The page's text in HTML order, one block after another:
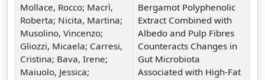
Mollace, Rocco; Macrì,
Roberta; Nicita, Martina;
Musolino, Vincenzo;
Gliozzi, Micaela; Carresi,
Cristina; Bava, Irene;
Maiuolo, Jessica;
Bergamot Polyphenolic
Extract Combined with
Albedo and Pulp Fibres
Counteracts Changes in
Gut Microbiota
Associated with High-Fat